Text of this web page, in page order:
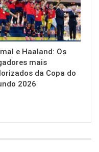
e Haaland: Os
mais
da Copa do
2026